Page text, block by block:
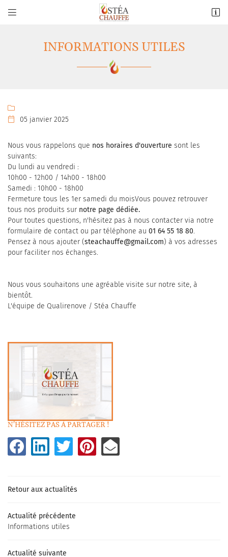

Insert - Cheminée

01 64 55 18 80
 Adresse email de réception
En cochant cette case, vous consentez à recevoir nos propositions commerciales à
utilisant le formulaire de désinscription
INSCRIPTION
INFORMATIONS UTILES


05 janvier 2025
Nous vous rappelons que nos horaires d'ouverture sont les
suivants:
Du lundi au vendredi :
10h00 - 12h00 / 14h00 - 18h00
Samedi : 10h00 - 18h00
Fermeture tous les 1er samedi du moisVous pouvez retrouver
tous nos produits sur notre page dédiée.
Pour toutes questions, n'hésitez pas à nous contacter via notre
formulaire de contact ou par téléphone au 01 64 55 18 80.
Pensez à nous ajouter (steachauffe@gmail.com) à vos adresses
pour faciliter nos échanges.
Nous vous souhaitons une agréable visite sur notre site, à
bientôt.
L'équipe de Qualirenove / Stéa Chauffe
N'HÉSITEZ PAS À PARTAGER !
Retour aux actualités
Actualité précédente
Informations utiles
Actualité suivante